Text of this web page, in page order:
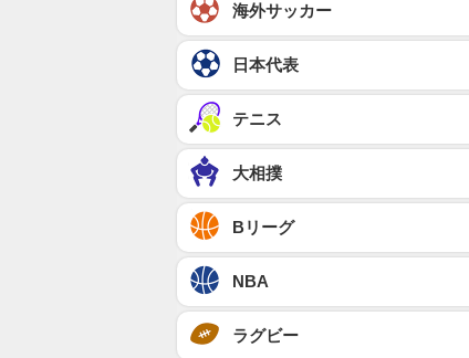
海外サッカー
日本代表
テニス
大相撲
Bリーグ
NBA
ラグビー